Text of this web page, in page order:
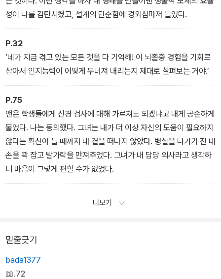
성이 나를 감탄시켰고, 설계의 단순함에 경외심마저 들었다.
P.32
‘네가 지금 겪고 있는 모든 것을 다 기억해! 이 뇌졸중 경험을 기회로
삼아서 인지능력이 어떻게 무너져 내리는지 제대로 살펴보는 거야.’
P.75
앤은 학생들에게 신경 검사에 대해 가르쳐도 되겠냐고 내게 공손하게
물었다. 나는 동의했다. 그녀는 내가 더 이상 자신의 도움이 필요하지
않다는 확신이 들 때까지 내 곁을 떠나지 않았다. 병실을 나가기 전 내
손을 꽉 잡고 발가락을 만져주었다. 그녀가 내 담당 의사라고 생각하
니 마음이 그렇게 편할 수가 없었다.
더보기
밑줄긋기
bada1377
📖.72